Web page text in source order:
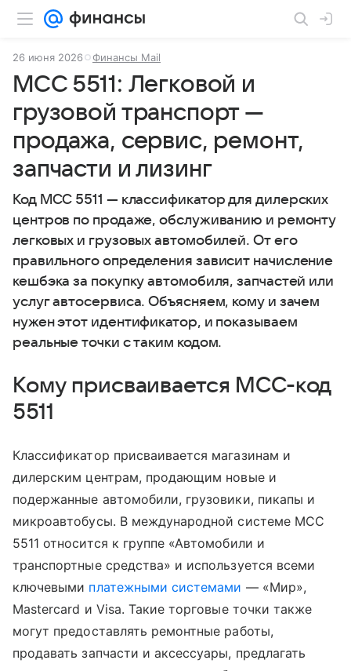
26 июня 2026 Финансы Mail
MCC 5511: Легковой и
грузовой транспорт —
продажа, сервис, ремонт,
запчасти и лизинг
Код MCC 5511 — классификатор для дилерских
центров по продаже, обслуживанию и ремонту
легковых и грузовых автомобилей. От его
правильного определения зависит начисление
кешбэка за покупку автомобиля, запчастей или
услуг автосервиса. Объясняем, кому и зачем
нужен этот идентификатор, и показываем
реальные точки с таким кодом.
Кому присваивается MCC-код
5511
Классификатор присваивается магазинам и
дилерским центрам, продающим новые и
подержанные автомобили, грузовики, пикапы и
микроавтобусы. В международной системе MCC
5511 относится к группе «Автомобили и
транспортные средства» и используется всеми
ключевыми платежными системами — «Мир»,
Mastercard и Visa. Такие торговые точки также
могут предоставлять ремонтные работы,
продавать запчасти и аксессуары, предлагать